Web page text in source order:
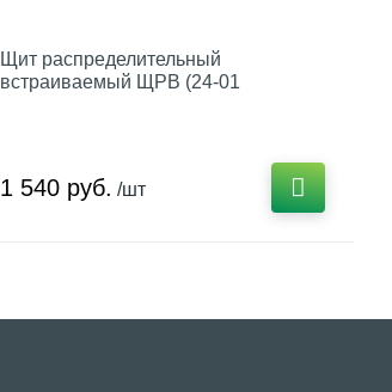
Щит распределительный
встраиваемый ЩРВ (24-01
1 540 руб. /шт